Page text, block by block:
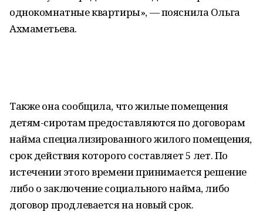
однокомнатные квартиры», — пояснила Ольга
Ахмаметьева.
Также она сообщила, что жилые помещения
детям-сиротам предоставляются по договорам
найма специализированного жилого помещения,
срок действия которого составляет 5 лет. По
истечении этого времени принимается решение
либо о заключение социального найма, либо
договор продлевается на новый срок.